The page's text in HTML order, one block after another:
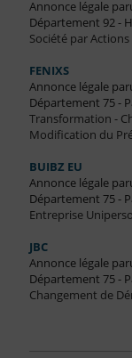
Annonce légale
Département 92 -
Société par
FENIXS
Annonce légale
Département 75 -
Transformation -
Modification du
BUIBZ EU
Annonce légale
Département 75 -
Entreprise
JBC
Annonce légale
Département 75 -
Changement de